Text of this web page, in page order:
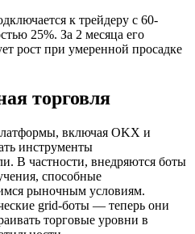
к трейдеру с 60-
25%. За 2 месяца его
рост при умеренной просадке
торговля
включая OKX и
инструменты
В частности, внедряются боты
способные
рыночным условиям.
grid-боты — теперь они
торговые уровни в